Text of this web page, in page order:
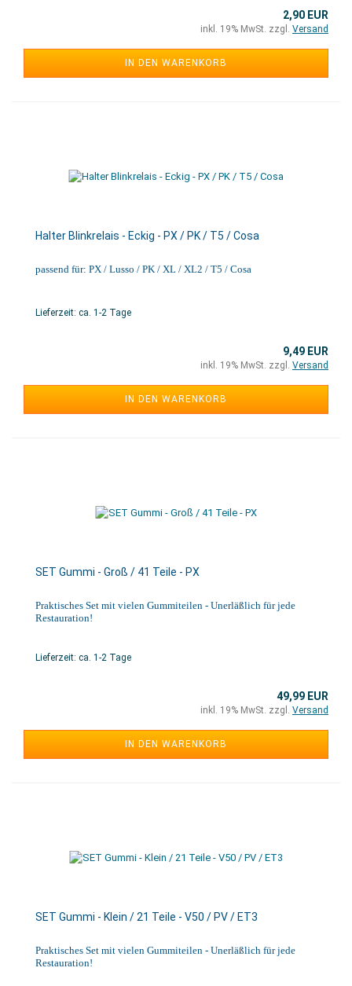
2,90 EUR
inkl. 19% MwSt. zzgl. Versand
IN DEN WARENKORB
Halter Blinkrelais - Eckig - PX / PK / T5 / Cosa
passend für: PX / Lusso / PK / XL / XL2 / T5 / Cosa
Lieferzeit: ca. 1-2 Tage
9,49 EUR
inkl. 19% MwSt. zzgl. Versand
IN DEN WARENKORB
SET Gummi - Groß / 41 Teile - PX
Praktisches Set mit vielen Gummiteilen - Unerläßlich für jede
Restauration!
Lieferzeit: ca. 1-2 Tage
49,99 EUR
inkl. 19% MwSt. zzgl. Versand
IN DEN WARENKORB
SET Gummi - Klein / 21 Teile - V50 / PV / ET3
Praktisches Set mit vielen Gummiteilen - Unerläßlich für jede
Restauration!